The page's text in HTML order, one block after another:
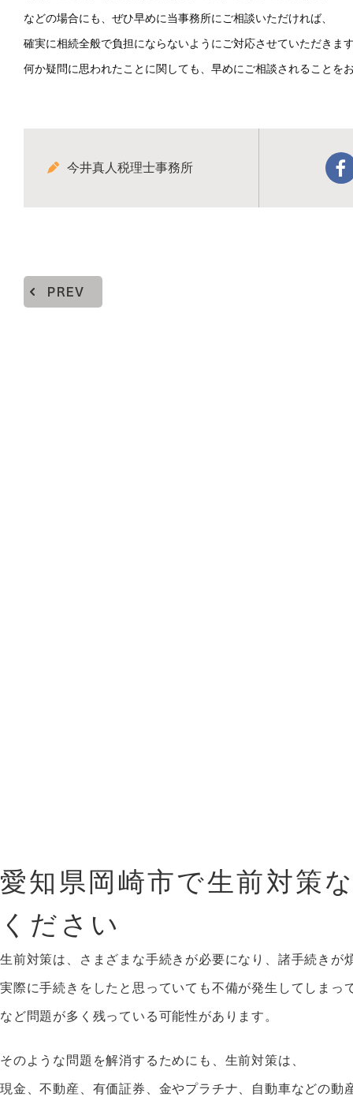
などの場合にも、ぜひ早めに当事務所にご相談いただければ、
確実に相続全般で負担にならないようにご対応させていただきま
何か疑問に思われたことに関しても、早めにご相談されることを
今井真人税理士事務所
PREV
愛知県岡崎市で生前対策
ください
生前対策は、さまざまな手続きが必要になり、諸手続きが
実際に手続きをしたと思っていても不備が発生してしまっ
など問題が多く残っている可能性があります。
そのような問題を解消するためにも、生前対策は、
現金、不動産、有価証券、金やプラチナ、自動車などの動